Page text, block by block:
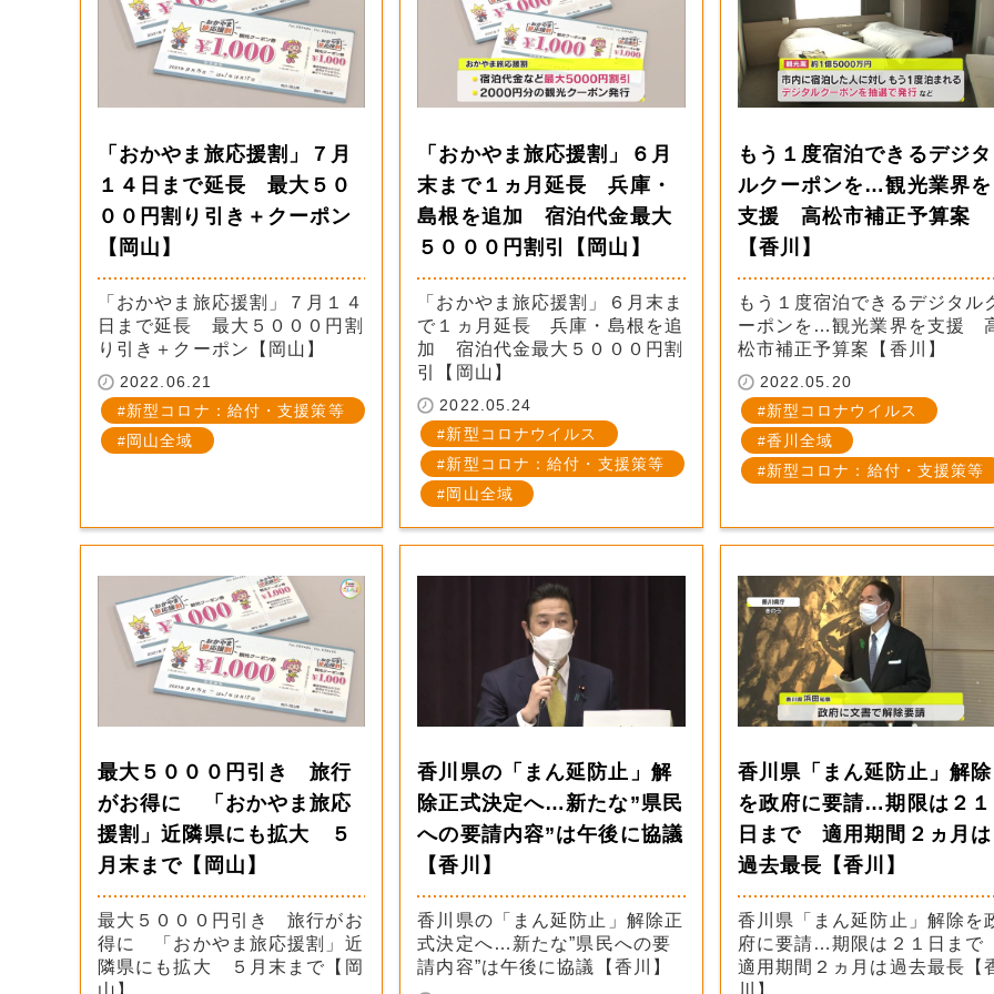
「おかやま旅応援割」７月
１４日まで延長 最大５０
００円割り引き＋クーポン
【岡山】
「おかやま旅応援割」７月１４
日まで延長 最大５０００円割
り引き＋クーポン【岡山】
2022.06.21
新型コロナ：給付・支援策等
岡山全域
「おかやま旅応援割」６月
末まで１ヵ月延長 兵庫・
島根を追加 宿泊代金最大
５０００円割引【岡山】
「おかやま旅応援割」６月末ま
で１ヵ月延長 兵庫・島根を追
加 宿泊代金最大５０００円割
引【岡山】
2022.05.24
新型コロナウイルス
新型コロナ：給付・支援策等
岡山全域
もう１度宿泊できるデジタ
ルクーポンを…観光業界を
支援 高松市補正予算案
【香川】
もう１度宿泊できるデジタル
ーポンを…観光業界を支援
松市補正予算案【香川】
2022.05.20
新型コロナウイルス
香川全域
新型コロナ：給付・支援策等
最大５０００円引き 旅行
がお得に 「おかやま旅応
援割」近隣県にも拡大 ５
月末まで【岡山】
最大５０００円引き 旅行がお
得に 「おかやま旅応援割」近
隣県にも拡大 ５月末まで【岡
香川県の「まん延防止」解
除正式決定へ…新たな”県民
への要請内容”は午後に協議
【香川】
香川県の「まん延防止」解除正
式決定へ…新たな”県民への要
請内容”は午後に協議【香川】
香川県「まん延防止」解除
を政府に要請…期限は２１
日まで 適用期間２ヵ月は
過去最長【香川】
香川県「まん延防止」解除を
府に要請…期限は２１日ま
適用期間２ヵ月は過去最長【